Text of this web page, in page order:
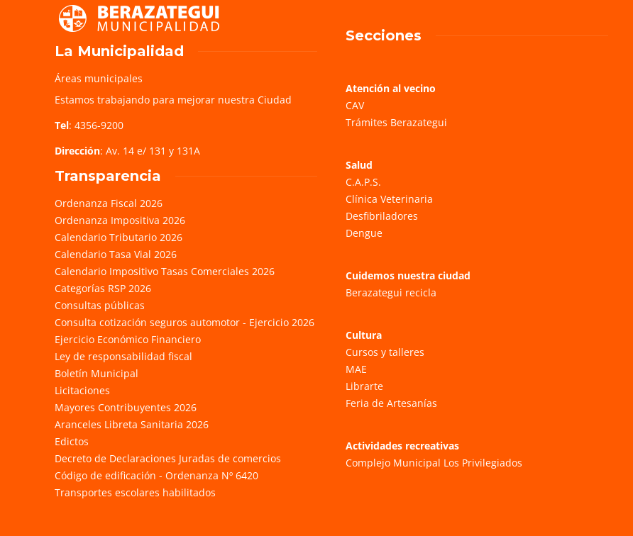
La Municipalidad
Áreas municipales
Estamos trabajando para mejorar nuestra Ciudad
Tel: 4356-9200
Dirección: Av. 14 e/ 131 y 131A
Transparencia
Ordenanza Fiscal 2026
Ordenanza Impositiva 2026
Calendario Tributario 2026
Calendario Tasa Vial 2026
Calendario Impositivo Tasas Comerciales 2026
Categorías RSP 2026
Consultas públicas
Consulta cotización seguros automotor - Ejercicio 2026
Ejercicio Económico Financiero
Ley de responsabilidad fiscal
Boletín Municipal
Licitaciones
Mayores Contribuyentes 2026
Aranceles Libreta Sanitaria 2026
Edictos
Decreto de Declaraciones Juradas de comercios
Código de edificación - Ordenanza Nº 6420
Transportes escolares habilitados
Secciones
Atención al vecino
CAV
Trámites Berazategui
Salud
C.A.P.S.
Clínica Veterinaria
Desfibriladores
Dengue
Cuidemos nuestra ciudad
Berazategui recicla
Cultura
Cursos y talleres
MAE
Librarte
Feria de Artesanías
Actividades recreativas
Complejo Municipal Los Privilegiados